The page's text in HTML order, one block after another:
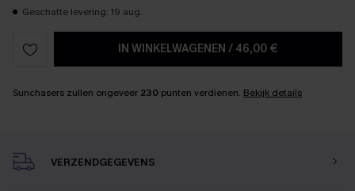
Geschatte levering: 19 aug.
IN WINKELWAGENEN / 46,00 €
Sunchasers zullen ongeveer 230 punten verdienen. Bekijk details
VERZENDGEGEVENS